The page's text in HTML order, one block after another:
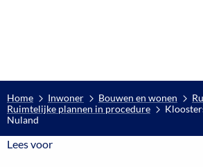
Home Inwoner Bouwen en wonen
Ruimtelijke plannen in procedure
Nuland
Lees voorLees voor